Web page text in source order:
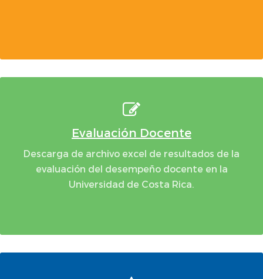
Evaluación Docente
Descarga de archivo excel de resultados de la
evaluación del desempeño docente en la
Universidad de Costa Rica.